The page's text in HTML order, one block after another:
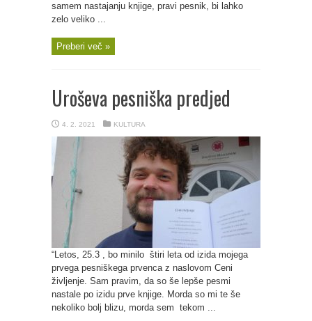
samem nastajanju knjige, pravi pesnik, bi lahko
zelo veliko ...
Preberi več »
Uroševa pesniška predjed
4. 2. 2021 KULTURA
“Letos, 25.3 , bo minilo štiri leta od izida mojega
prvega pesniškega prvenca z naslovom Ceni
življenje. Sam pravim, da so še lepše pesmi
nastale po izidu prve knjige. Morda so mi te še
nekoliko bolj blizu, morda sem tekom ...